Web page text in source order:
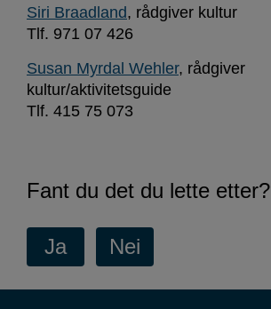
Siri Braadland, rådgiver kultur
Tlf. 971 07 426
Susan Myrdal Wehler, rådgiver
kultur/aktivitetsguide
Tlf. 415 75 073
Fant du det du lette etter?